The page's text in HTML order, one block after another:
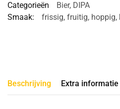
Categorieën
Bier, DIPA
Smaak:
frissig, fruitig, hoppig,
Beschrijving Extra informatie